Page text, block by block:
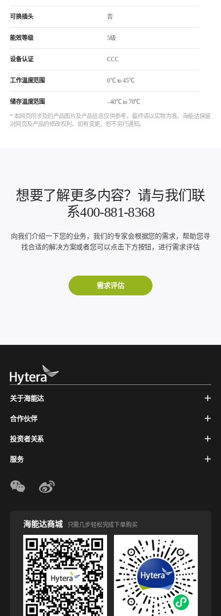
可换插头 否
能效等级 5级
设备认证 CCC
工作温度范围 0℃ to 45℃
储存温度范围 –40℃ to 70℃
* 本网页所涉及的产品图片及产品信息仅供参考，最终请以实物为准。海能达保留
对网页及产品的修改权利，如有变更，恕不另行通知。
想要了解更多内容？请与我们联
系400-881-8368
向我们介绍一下您的业务，我们的专家会根据您的需求，帮助您寻
找合适的解决方案或者您可以点击下方按钮，进行需求评估
需求评估
关于海能达
合作伙伴
投资者关系
服务
海能达商城 只需几步轻松完成下单购买